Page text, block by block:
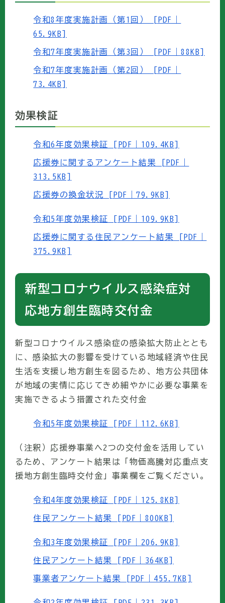
令和8年度実施計画（第1回） [PDF｜
65.9KB]
令和7年度実施計画（第3回） [PDF｜88KB]
令和7年度実施計画（第2回） [PDF｜
73.4KB]
効果検証
令和6年度効果検証 [PDF｜109.4KB]
応援券に関するアンケート結果 [PDF｜
313.5KB]
応援券の換金状況 [PDF｜79.9KB]
令和5年度効果検証 [PDF｜109.9KB]
応援券に関する住民アンケート結果 [PDF｜
375.9KB]
新型コロナウイルス感染症対
応地方創生臨時交付金
新型コロナウイルス感染症の感染拡大防止ととも
に、感染拡大の影響を受けている地域経済や住民
生活を支援し地方創生を図るため、地方公共団体
が地域の実情に応じてきめ細やかに必要な事業を
実施できるよう措置された交付金
令和5年度効果検証 [PDF｜112.6KB]
（注釈）応援券事業へ2つの交付金を活用してい
るため、アンケート結果は「物価高騰対応重点支
援地方創生臨時交付金」事業欄をご覧ください。
令和4年度効果検証 [PDF｜125.8KB]
住民アンケート結果 [PDF｜800KB]
令和3年度効果検証 [PDF｜206.9KB]
住民アンケート結果 [PDF｜364KB]
事業者アンケート結果 [PDF｜455.7KB]